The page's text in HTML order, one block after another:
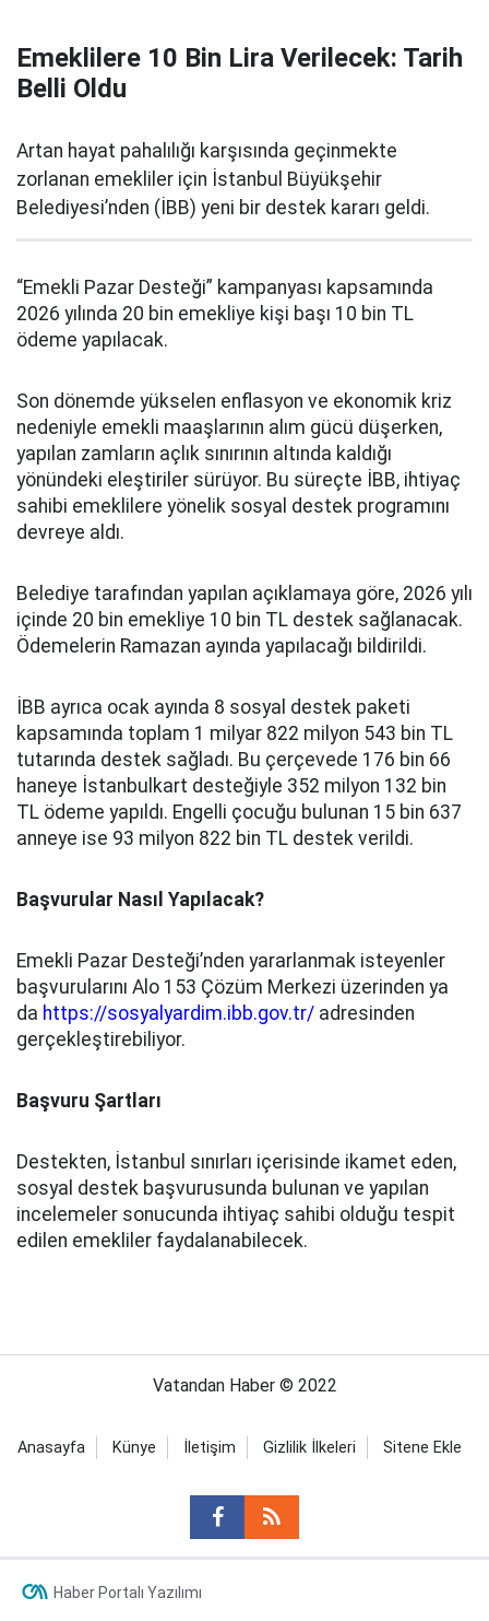
Emeklilere 10 Bin Lira Verilecek: Tarih
Belli Oldu
Artan hayat pahalılığı karşısında geçinmekte
zorlanan emekliler için İstanbul Büyükşehir
Belediyesi’nden (İBB) yeni bir destek kararı geldi.
“Emekli Pazar Desteği” kampanyası kapsamında
2026 yılında 20 bin emekliye kişi başı 10 bin TL
ödeme yapılacak.
Son dönemde yükselen enflasyon ve ekonomik kriz
nedeniyle emekli maaşlarının alım gücü düşerken,
yapılan zamların açlık sınırının altında kaldığı
yönündeki eleştiriler sürüyor. Bu süreçte İBB, ihtiyaç
sahibi emeklilere yönelik sosyal destek programını
devreye aldı.
Belediye tarafından yapılan açıklamaya göre, 2026 yılı
içinde 20 bin emekliye 10 bin TL destek sağlanacak.
Ödemelerin Ramazan ayında yapılacağı bildirildi.
İBB ayrıca ocak ayında 8 sosyal destek paketi
kapsamında toplam 1 milyar 822 milyon 543 bin TL
tutarında destek sağladı. Bu çerçevede 176 bin 66
haneye İstanbulkart desteğiyle 352 milyon 132 bin
TL ödeme yapıldı. Engelli çocuğu bulunan 15 bin 637
anneye ise 93 milyon 822 bin TL destek verildi.
Başvurular Nasıl Yapılacak?
Emekli Pazar Desteği’nden yararlanmak isteyenler
başvurularını Alo 153 Çözüm Merkezi üzerinden ya
da https://sosyalyardim.ibb.gov.tr/ adresinden
gerçekleştirebiliyor.
Başvuru Şartları
Destekten, İstanbul sınırları içerisinde ikamet eden,
sosyal destek başvurusunda bulunan ve yapılan
incelemeler sonucunda ihtiyaç sahibi olduğu tespit
edilen emekliler faydalanabilecek.
Vatandan Haber © 2022
Anasayfa Künye İletişim Gizlilik İlkeleri Sitene Ekle
Haber Portalı Yazılımı